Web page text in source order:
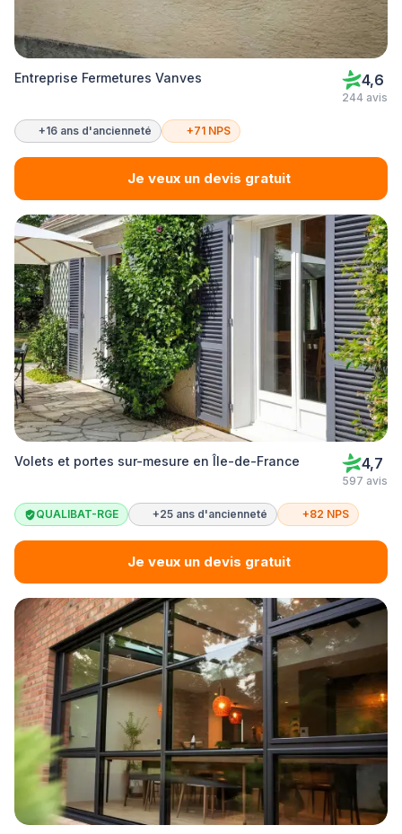
Entreprise Fermetures Vanves 4,6
244 avis
+16 ans d'ancienneté +71 NPS
Je veux un devis gratuit
Volets et portes sur-mesure en Île-de-France 4,7
597 avis
QUALIBAT-RGE +25 ans d'ancienneté +82 NPS
Je veux un devis gratuit